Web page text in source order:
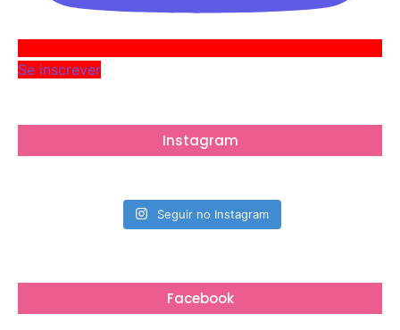
Se inscrever
Instagram
Seguir no Instagram
Facebook